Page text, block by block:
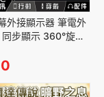
外接顯示器 筆電外
步顯示 360°旋轉